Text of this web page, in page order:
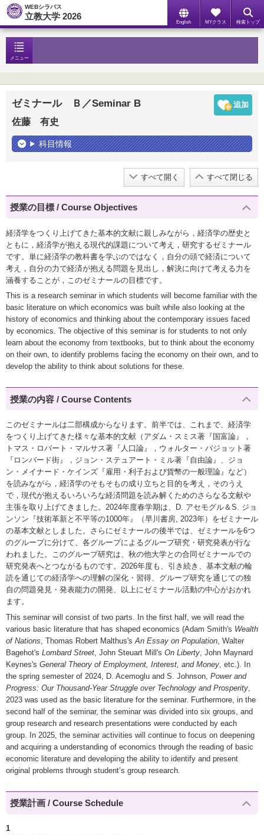
WEBシラバス
立教大学 2026
English MYクラス 検索トップ
メニュー
ゼミナール Ｂ／Seminar B
佐藤 有史
科目情報
すべて開く すべて閉じる
授業の目標 / Course Objectives
経済学をつくり上げてきた基本的文献に親しみながら，経済学の歴史と
ともに，経済学が抱える現代的課題について考え，研究するゼミナール
です。単に経済学の教科書を学ぶのではなく，自分の頭で経済について
考え，自分の力で経済が抱える問題を見出し，解決に向けて考える力を
涵養することが，このゼミナールの目標です。
This is a research seminar in which students will become familiar with the
basic literature on which economics was built while also looking at the
history of economics and thinking about the contemporary issues faced
by economics. The objective of this seminar is for students to not only
learn about the economy from textbooks, but to think about the economy
on their own, to identify problems facing the economy on their own, and to
develop the ability to think about solutions for these.
授業の内容 / Course Contents
このゼミナールは二部構成からなります。前半では、これまで、経済学
をつくり上げてきた様々な基本的文献（アダム・スミス著『国富論』，
トマス・ロバート・マルサス著『人口論』，ウォルター・バジョット著
『ロンバード街』，ジョン・ステュアート・ミル著『自由論』、ジョ
ン・メイナード・ケインズ『雇用・利子および貨幣の一般理論』など）
を読みながら，経済学のそもそもの成り立ちと目的を考え，そのうえ
で，現代が抱えるいろいろな経済問題を読み解くためのさらなる文献や
主張を取り上げてきました。2024年度春学期は、D. アセモグル＆S. ジョ
ンソン『技術革新と不平等の1000年』（早川書房, 2023年）をゼミナール
の基本文献としました。さらにゼミナールの後半では、ゼミナールを6つ
のグループに分けて、各グループによるグループ研究・研究発表が行な
われました。このグループ研究は、秋の他大学との合同ゼミナールでの
研究発表へとつながるものです。2026年度も、引き続き、基本文献の輪
読を通じての経済学への理解の深化・習得、グループ研究を通じての独
自の問題発見・発表能力の開発、以上にゼミナール活動の中心がおかれ
ます。
This seminar will consist of two parts. In the first half, we will read the
various basic literature that has shaped economics (Adam Smith's Wealth
of Nations , Thomas Robert Malthus's An Essay on Population , Walter
Bagehot's Lombard Street , John Steuart Mill's On Liberty , John Maynard
Keynes's General Theory of Employment, Interest, and Money , etc.). In
the spring semester of 2024, D. Acemoglu and S. Johnson, Power and
Progress: Our Thousand-Year Struggle over Technology and Prosperity
2023 was used as the basic literature for the seminar. Furthermore, in the
second half of the seminar, the seminar was divided into six groups, and
group research and research presentations were conducted by each
group. In 2025, the seminar activities will continue to focus on deepening
and acquiring a understanding of economics through the reading of basic
economic literature and developing the ability to identify and present
original problems through student’s group research.
授業計画 / Course Schedule
1